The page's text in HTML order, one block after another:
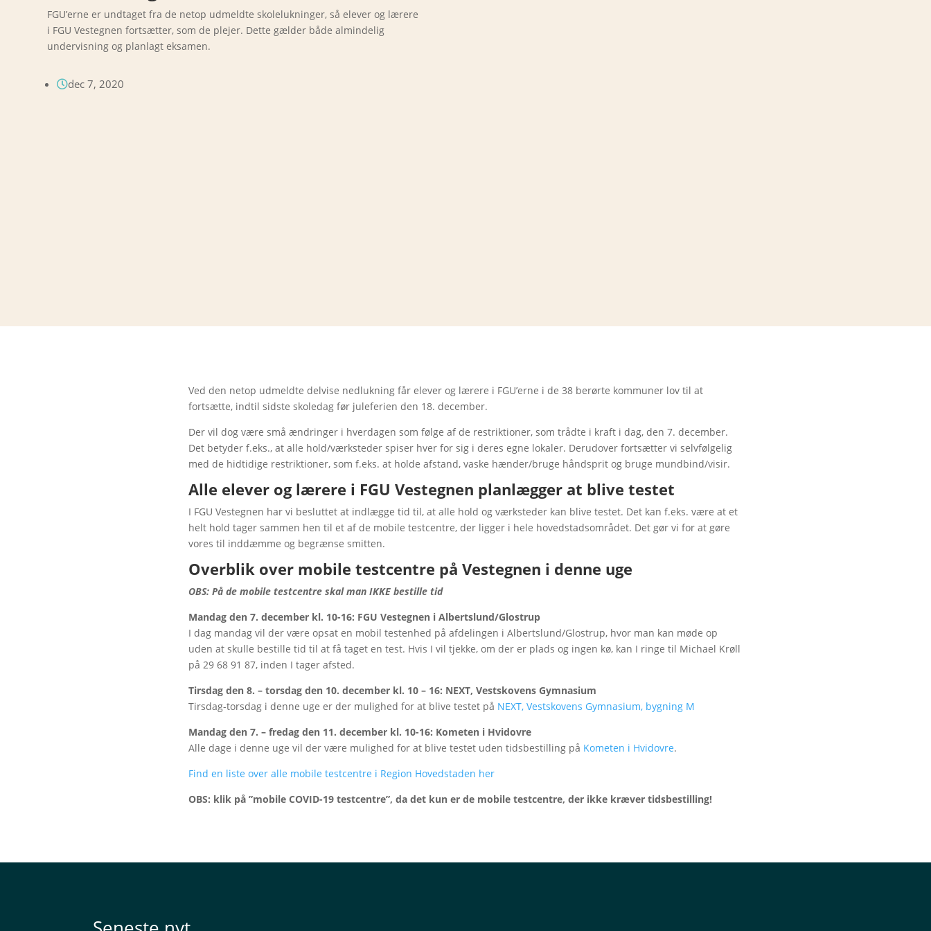
FGU’erne er undtaget fra de netop udmeldte skolelukninger, så elever og lærere
i FGU Vestegnen fortsætter, som de plejer. Dette gælder både almindelig
undervisning og planlagt eksamen.
dec 7, 2020
Ved den netop udmeldte delvise nedlukning får elever og lærere i FGU’erne i de 38 berørte kommuner lov til at
fortsætte, indtil sidste skoledag før juleferien den 18. december.
Der vil dog være små ændringer i hverdagen som følge af de restriktioner, som trådte i kraft i dag, den 7. december.
Det betyder f.eks., at alle hold/værksteder spiser hver for sig i deres egne lokaler. Derudover fortsætter vi selvfølgelig
med de hidtidige restriktioner, som f.eks. at holde afstand, vaske hænder/bruge håndsprit og bruge mundbind/visir.
Alle elever og lærere i FGU Vestegnen planlægger at blive testet
I FGU Vestegnen har vi besluttet at indlægge tid til, at alle hold og værksteder kan blive testet. Det kan f.eks. være at et
helt hold tager sammen hen til et af de mobile testcentre, der ligger i hele hovedstadsområdet. Det gør vi for at gøre
vores til inddæmme og begrænse smitten.
Overblik over mobile testcentre på Vestegnen i denne uge
OBS: På de mobile testcentre skal man IKKE bestille tid
Mandag den 7. december kl. 10-16: FGU Vestegnen i Albertslund/Glostrup
I dag mandag vil der være opsat en mobil testenhed på afdelingen i Albertslund/Glostrup, hvor man kan møde op
uden at skulle bestille tid til at få taget en test. Hvis I vil tjekke, om der er plads og ingen kø, kan I ringe til Michael Krøll
på 29 68 91 87, inden I tager afsted.
Tirsdag den 8. – torsdag den 10. december kl. 10 – 16: NEXT, Vestskovens Gymnasium
Tirsdag-torsdag i denne uge er der mulighed for at blive testet på NEXT, Vestskovens Gymnasium, bygning M
Mandag den 7. – fredag den 11. december kl. 10-16: Kometen i Hvidovre
Alle dage i denne uge vil der være mulighed for at blive testet uden tidsbestilling på Kometen i Hvidovre.
Find en liste over alle mobile testcentre i Region Hovedstaden her
OBS: klik på ”mobile COVID-19 testcentre”, da det kun er de mobile testcentre, der ikke kræver tidsbestilling!